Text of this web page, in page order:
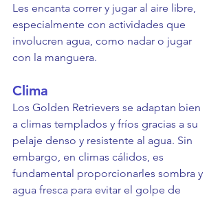
Les encanta correr y jugar al aire libre,
especialmente con actividades que
involucren agua, como nadar o jugar
con la manguera.
Clima
Los Golden Retrievers se adaptan bien
a climas templados y fríos gracias a su
pelaje denso y resistente al agua. Sin
embargo, en climas cálidos, es
fundamental proporcionarles sombra y
agua fresca para evitar el golpe de